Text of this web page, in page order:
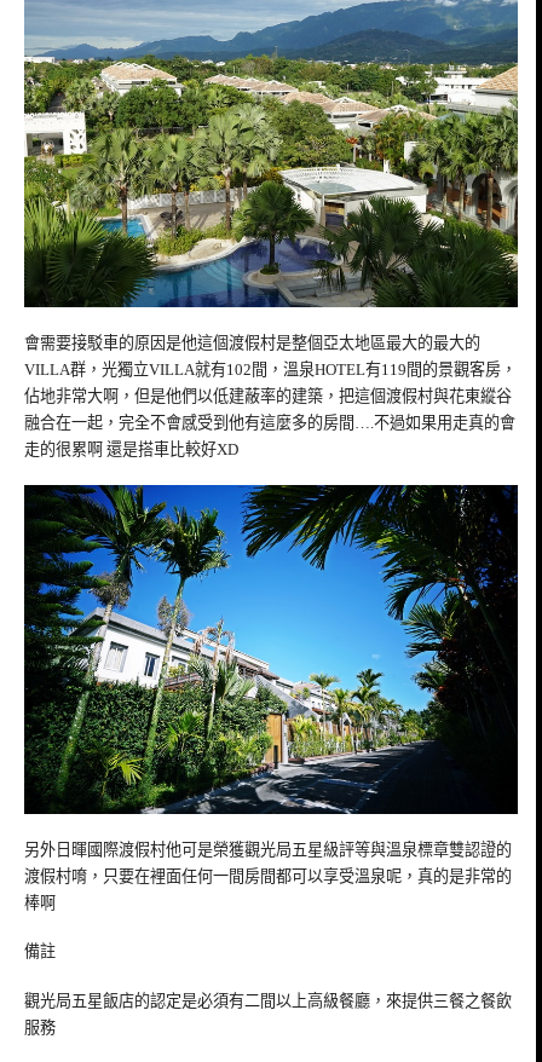
會需要接駁車的原因是他這個渡假村是整個亞太地區最大的最大的
VILLA群，光獨立VILLA就有102間，溫泉HOTEL有119間的景觀客房，
佔地非常大啊，但是他們以低建蔽率的建築，把這個渡假村與花東縱谷
融合在一起，完全不會感受到他有這麼多的房間….不過如果用走真的會
走的很累啊 還是搭車比較好XD
另外日暉國際渡假村他可是榮獲觀光局五星級評等與溫泉標章雙認證的
渡假村唷，只要在裡面任何一間房間都可以享受溫泉呢，真的是非常的
棒啊
備註
觀光局五星飯店的認定是必須有二間以上高級餐廳，來提供三餐之餐飲
服務